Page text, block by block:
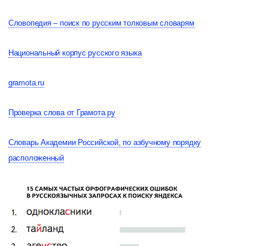
Словопедия – поиск по русским толковым словарям
Национальный корпус русского языка
gramota.ru
Проверка слова от Грамота.ру
Словарь Академии Российской, по азбучному порядку
расположенный